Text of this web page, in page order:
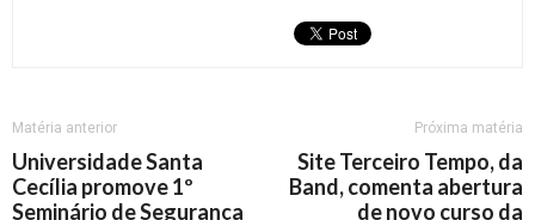
Matéria anterior
Universidade Santa
Cecília promove 1º
Seminário de Segurança
Próxima matéria
Site Terceiro Tempo, da
Band, comenta abertura
de novo curso da